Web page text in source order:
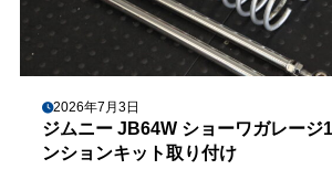
2026年7月3日
ジムニー JB64W ショーワガレージ
ンションキット取り付け